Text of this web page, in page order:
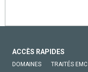
ACCÈS RAPIDES
DOMAINES TRAITÉS EMC